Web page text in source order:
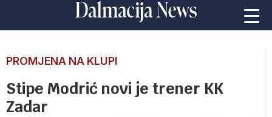
PROMJENA NA KLUPI
Stipe Modrić novi je trener KK
Zadar